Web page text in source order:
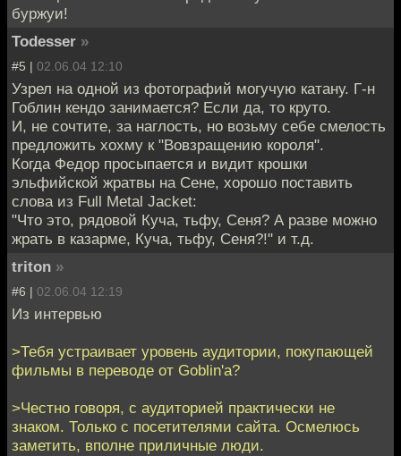
буржуи!
Todesser »
#5 | 02.06.04 12:10
Узрел на одной из фотографий могучую катану. Г-н
Гоблин кендо занимается? Если да, то круто.
И, не сочтите, за наглость, но возьму себе смелость
предложить хохму к "Вовзращению короля".
Когда Федор просыпается и видит крошки
эльфийской жратвы на Сене, хорошо поставить
слова из Full Metal Jacket:
"Что это, рядовой Куча, тьфу, Сеня? А разве можно
жрать в казарме, Куча, тьфу, Сеня?!" и т.д.
triton »
#6 | 02.06.04 12:19
Из интервью
>Тебя устраивает уровень аудитории, покупающей
фильмы в переводе от Goblin'а?
>Честно говоря, с аудиторией практически не
знаком. Только с посетителями сайта. Осмелюсь
заметить, вполне приличные люди.